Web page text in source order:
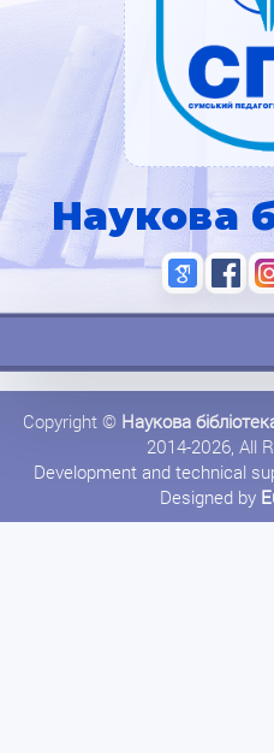
Наукова
Copyright © Наукова
2014-2026, All
Development and technical
Designed by